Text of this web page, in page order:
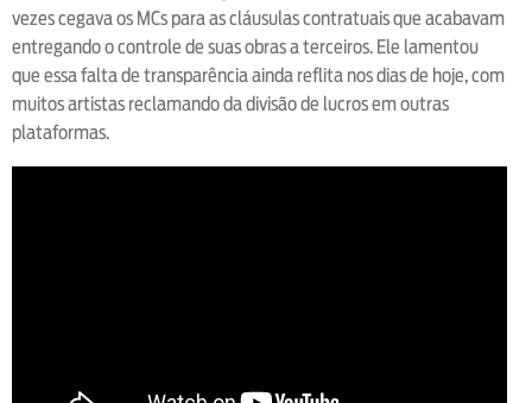
vezes cegava os MCs para as cláusulas contratuais que acabavam
entregando o controle de suas obras a terceiros. Ele lamentou
que essa falta de transparência ainda reflita nos dias de hoje, com
muitos artistas reclamando da divisão de lucros em outras
plataformas.